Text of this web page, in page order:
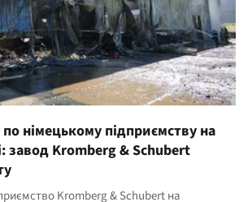
німецькому підприємству на
Kromberg & Schubert
Kromberg & Schubert на